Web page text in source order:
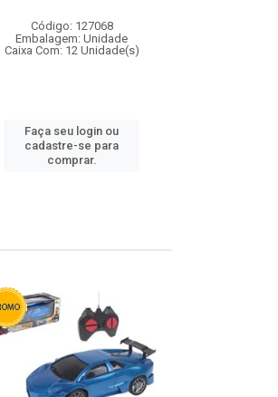
Código: 127068
Embalagem: Unidade
Caixa Com: 12 Unidade(s)
Faça seu login ou
cadastre-se para
comprar.